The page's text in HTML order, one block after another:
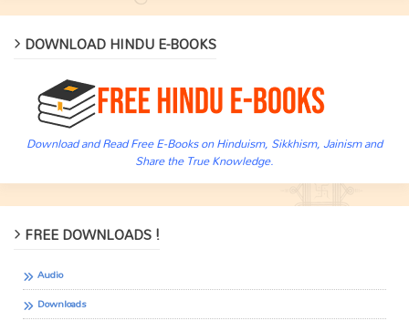
DOWNLOAD HINDU E-BOOKS
Download and Read Free E-Books on Hinduism, Sikkhism, Jainism and
Share the True Knowledge.
FREE DOWNLOADS !
Audio
Downloads